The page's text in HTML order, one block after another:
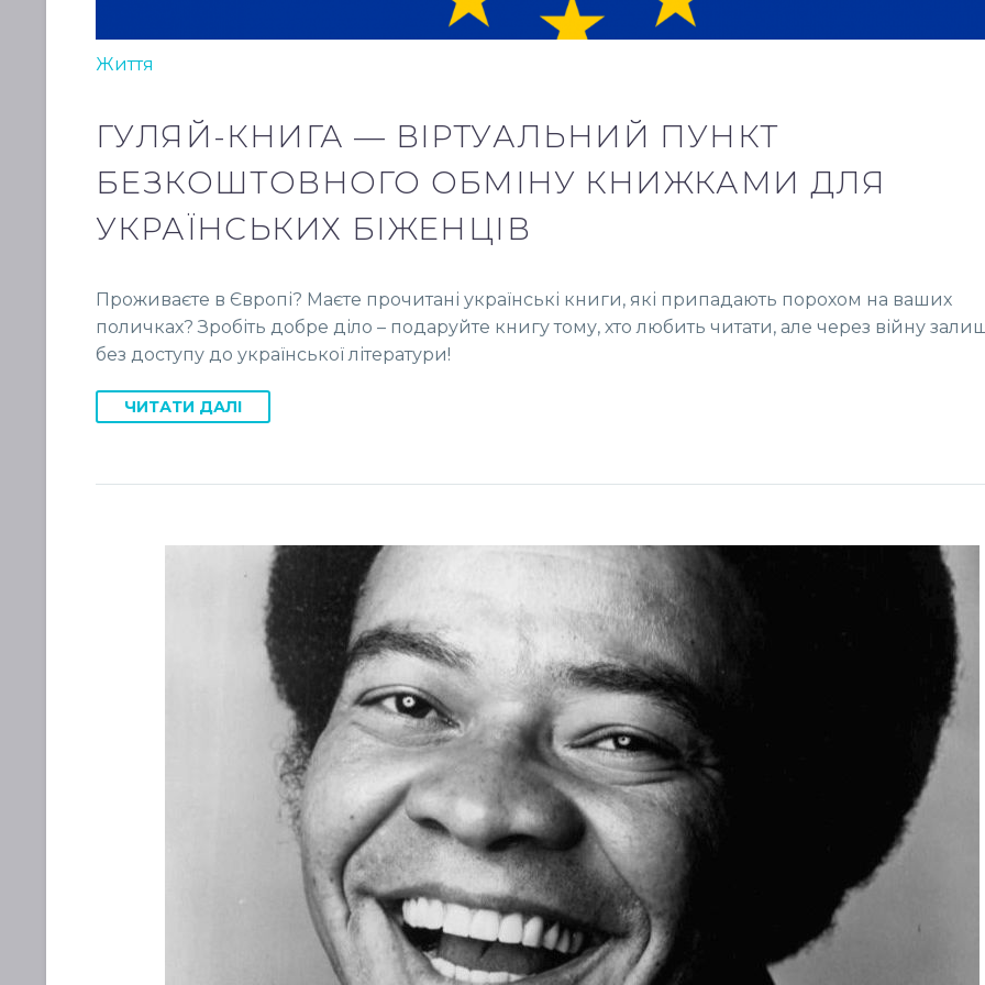
Життя
ГУЛЯЙ-КНИГА — ВІРТУАЛЬНИЙ ПУНКТ
БЕЗКОШТОВНОГО ОБМІНУ КНИЖКАМИ ДЛЯ
УКРАЇНСЬКИХ БІЖЕНЦІВ
Проживаєте в Європі? Маєте прочитані українські книги, які припадають порохом на ваших
поличках? Зробіть добре діло – подаруйте книгу тому, хто любить читати, але через війну
без доступу до української літератури!
ЧИТАТИ ДАЛІ